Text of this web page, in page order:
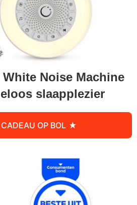
Noise Machine
slaapplezier
OP BOL